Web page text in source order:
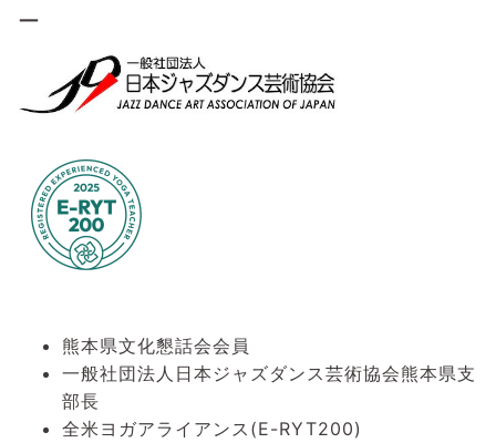
ー
熊本県文化懇話会会員
一般社団法人日本ジャズダンス芸術協会熊本県支
部長
全米ヨガアライアンス(E-RYT200)